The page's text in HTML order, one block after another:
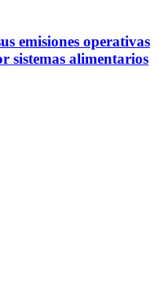
emisiones operativas
sistemas alimentarios